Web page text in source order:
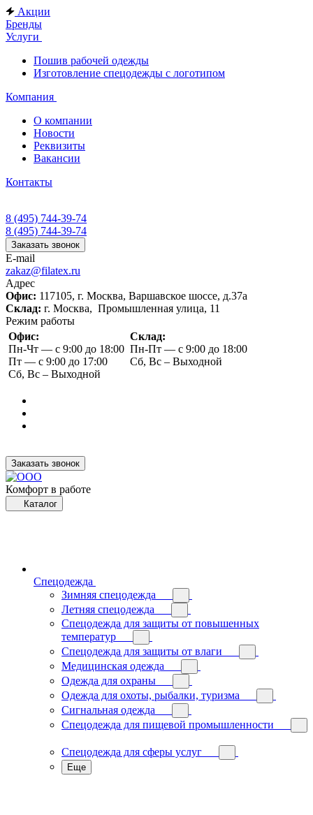
Акции
Бренды
Услуги
Пошив рабочей одежды
Изготовление спецодежды с логотипом
Компания
О компании
Новости
Реквизиты
Вакансии
Контакты
8 (495) 744-39-74
8 (495) 744-39-74
Заказать звонок
E-mail
zakaz@filatex.ru
Адрес
Офис: 117105, г. Москва, Варшавское шоссе, д.37а
Склад: г. Москва, Промышленная улица, 11
Режим работы
Офис:
Пн-Чт — с 9:00 до 18:00
Пт — с 9:00 до 17:00
Сб, Вс – Выходной
Склад:
Пн-Пт — с 9:00 до 18:00
Сб, Вс – Выходной
Заказать звонок
Комфорт в работе
Каталог
Спецодежда
Зимняя спецодежда
Летняя спецодежда
Спецодежда для защиты от повышенных
температур
Спецодежда для защиты от влаги
Медицинская одежда
Одежда для охраны
Одежда для охоты, рыбалки, туризма
Сигнальная одежда
Спецодежда для пищевой промышленности
Спецодежда для сферы услуг
Еще